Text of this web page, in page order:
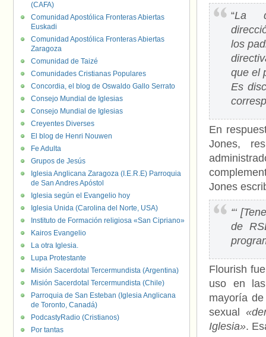
“La
los
que el
Es
En
Jones,
Jones
“‘
de
Flourish
uso en
mayoría
sexual
Iglesia».
(CAFA)
Comunidad Apostólica Fronteras Abiertas
Euskadi
Comunidad Apostólica Fronteras Abiertas
Zaragoza
Comunidad de Taizé
Comunidades Cristianas Populares
Concordia, el blog de Oswaldo Gallo Serrato
Consejo Mundial de Iglesias
Consejo Mundial de Iglesias
Creyentes Diverses
El blog de Henri Nouwen
Fe Adulta
Grupos de Jesús
Iglesia Anglicana Zaragoza (I.E.R.E) Parroquia
de San Andres Apóstol
Iglesia según el Evangelio hoy
Iglesia Unida (Carolina del Norte, USA)
Instituto de Formación religiosa «San Cipriano»
Kairos Evangelio
La otra Iglesia.
Lupa Protestante
Misión Sacerdotal Tercermundista (Argentina)
Misión Sacerdotal Tercermundista (Chile)
Parroquia de San Esteban (Iglesia Anglicana
de Toronto, Canadá)
PodcastyRadio (Cristianos)
Por tantas